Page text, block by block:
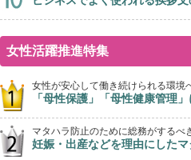
女性活躍推進特集
女性が安心して働き続けられる環境
「母性保護」「母性健康管理
マタハラ防止のために総務がするべ
妊娠・出産などを理由にした